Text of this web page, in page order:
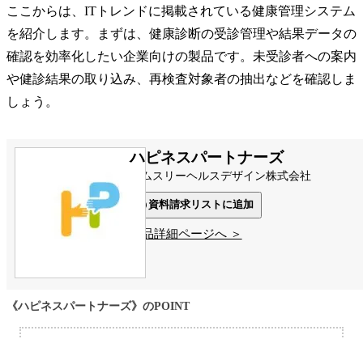
ここからは、ITトレンドに掲載されている健康管理システム
を紹介します。まずは、健康診断の受診管理や結果データの
確認を効率化したい企業向けの製品です。未受診者への案内
や健診結果の取り込み、再検査対象者の抽出などを確認しま
しょう。
ハピネスパートナーズ
エムスリーヘルスデザイン株式会社
資料請求リストに追加
製品詳細ページへ ＞
《ハピネスパートナーズ》のPOINT